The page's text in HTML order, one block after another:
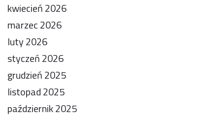
kwiecień 2026
marzec 2026
luty 2026
styczeń 2026
grudzień 2025
listopad 2025
październik 2025